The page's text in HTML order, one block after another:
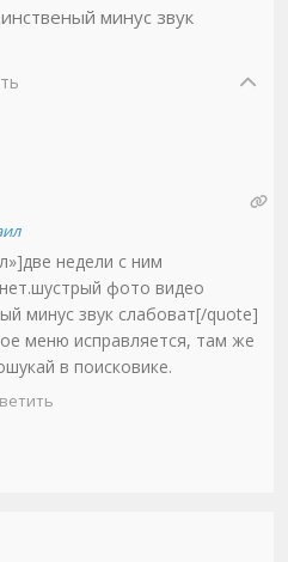
минус звук
недели с ним
фото видео
минус звук слабоват[/quote]
меню исправляется, там же
в поисковике.